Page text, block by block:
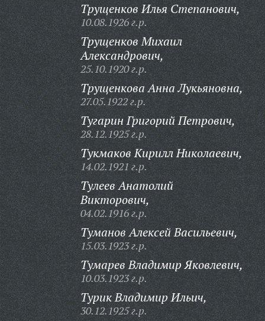
Трущенков Илья Степанович,
10.08.1926 г.р.
Трущенков Михаил
Александрович,
25.10.1920 г.р.
Трущенкова Анна Лукьяновна,
27.05.1922 г.р.
Тугарин Григорий Петрович,
28.12.1925 г.р.
Тукмаков Кирилл Николаевич,
14.02.1921 г.р.
Тулеев Анатолий
Викторович,
04.02.1916 г.р.
Туманов Алексей Васильевич,
15.03.1923 г.р.
Тумарев Владимир Яковлевич,
10.03.1923 г.р.
Турик Владимир Ильич,
30.12.1925 г.р.